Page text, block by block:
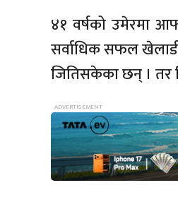
४१ वर्षको उमेरमा
सर्वाधिक सफल
जितिसकेका छन् । तर